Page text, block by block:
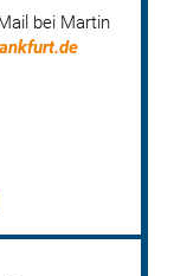
bei Martin